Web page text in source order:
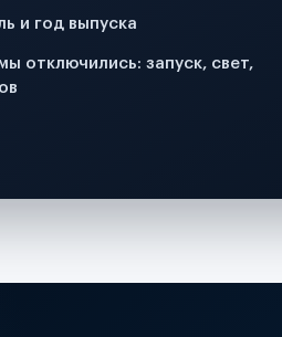
и год выпуска
отключились: запуск, свет,